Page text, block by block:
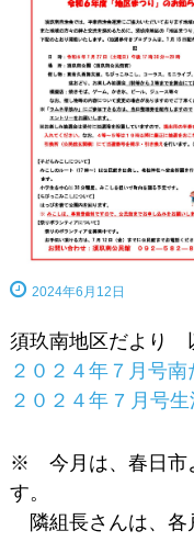
2024年6月12日
須玖南地区だより
２０２４年７月号南
２０２４年 7 月号
※ 今月は、春日市
す。
隣組長さんは、各